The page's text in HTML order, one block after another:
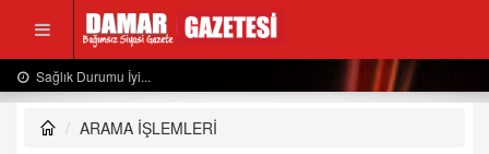
Sağlık Durumu İyi...
ARAMA İŞLEMLERİ